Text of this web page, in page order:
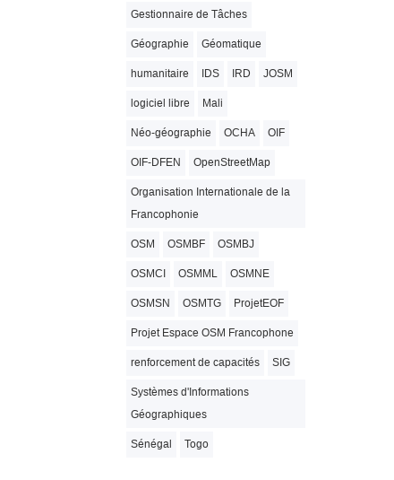
Gestionnaire de Tâches
Géographie Géomatique
humanitaire IDS IRD JOSM
logiciel libre Mali
Néo-géographie OCHA OIF
OIF-DFEN OpenStreetMap
Organisation Internationale de la
Francophonie
OSM OSMBF OSMBJ
OSMCI OSMML OSMNE
OSMSN OSMTG ProjetEOF
Projet Espace OSM Francophone
renforcement de capacités SIG
Systèmes d'Informations
Géographiques
Sénégal Togo